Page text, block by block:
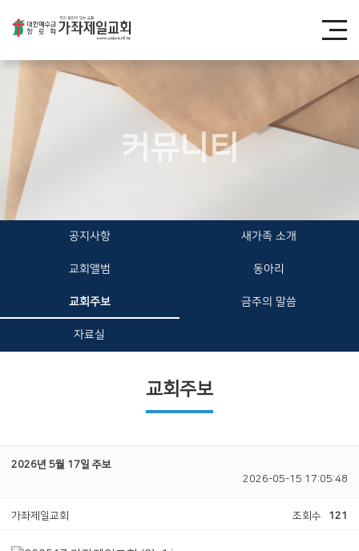
커뮤니티
공지사항 새가족 소개
교회앨범 동아리
교회주보 금주의 말씀
자료실
교회주보
2026년 5월 17일 주보
2026-05-15 17:05:48
가좌제일교회 조회수 121